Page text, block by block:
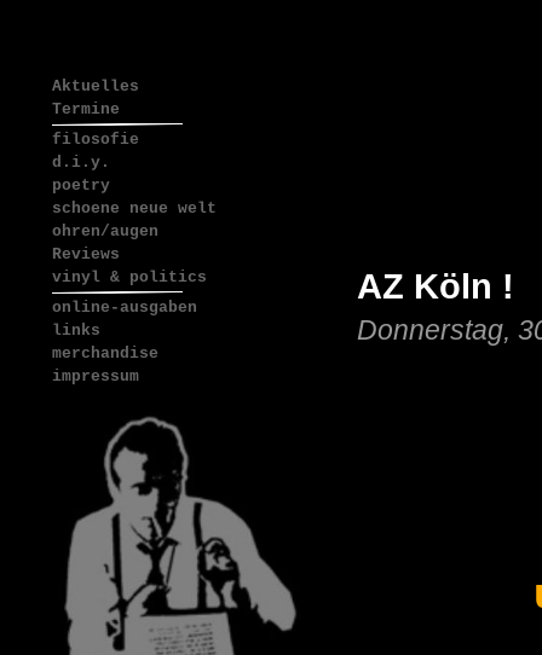
Aktuelles
Termine
filosofie
d.i.y.
poetry
schoene neue welt
ohren/augen
Reviews
vinyl & politics
online-ausgaben
links
merchandise
impressum
AZ Köln !
Donnerstag,